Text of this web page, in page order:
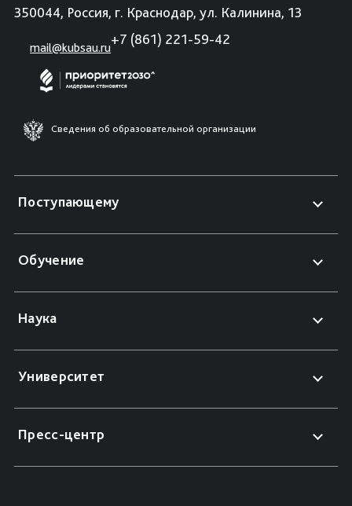
350044, Россия, г. Краснодар, ул. Калинина, 13
mail@kubsau.ru
+7 (861) 221-59-42
Сведения об образовательной организации
Поступающему
Обучение
Наука
Университет
Пресс-центр